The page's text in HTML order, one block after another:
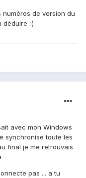
de version du
déduire :(
avec mon Windows
synchronise toute les
final je me retrouvais
pas ... a tu